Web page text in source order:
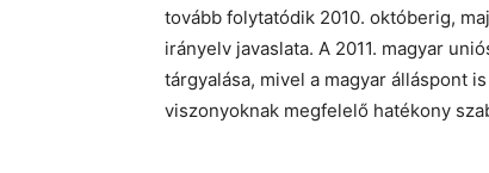
tovább folytatódik 2010. októberig,
irányelv javaslata. A 2011. magyar
tárgyalása, mivel a magyar álláspont
viszonyoknak megfelelő hatékony